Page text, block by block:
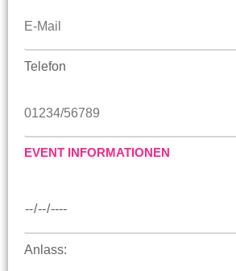
Telefon
EVENT INFORMATIONEN
Anlass: